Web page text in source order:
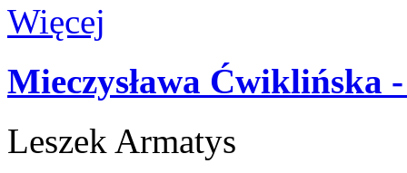
Więcej
Mieczysława Ćwiklińska
Leszek Armatys